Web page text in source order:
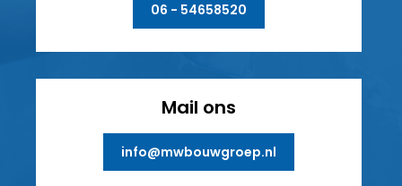
06 - 54658520
Mail ons
info@mwbouwgroep.nl